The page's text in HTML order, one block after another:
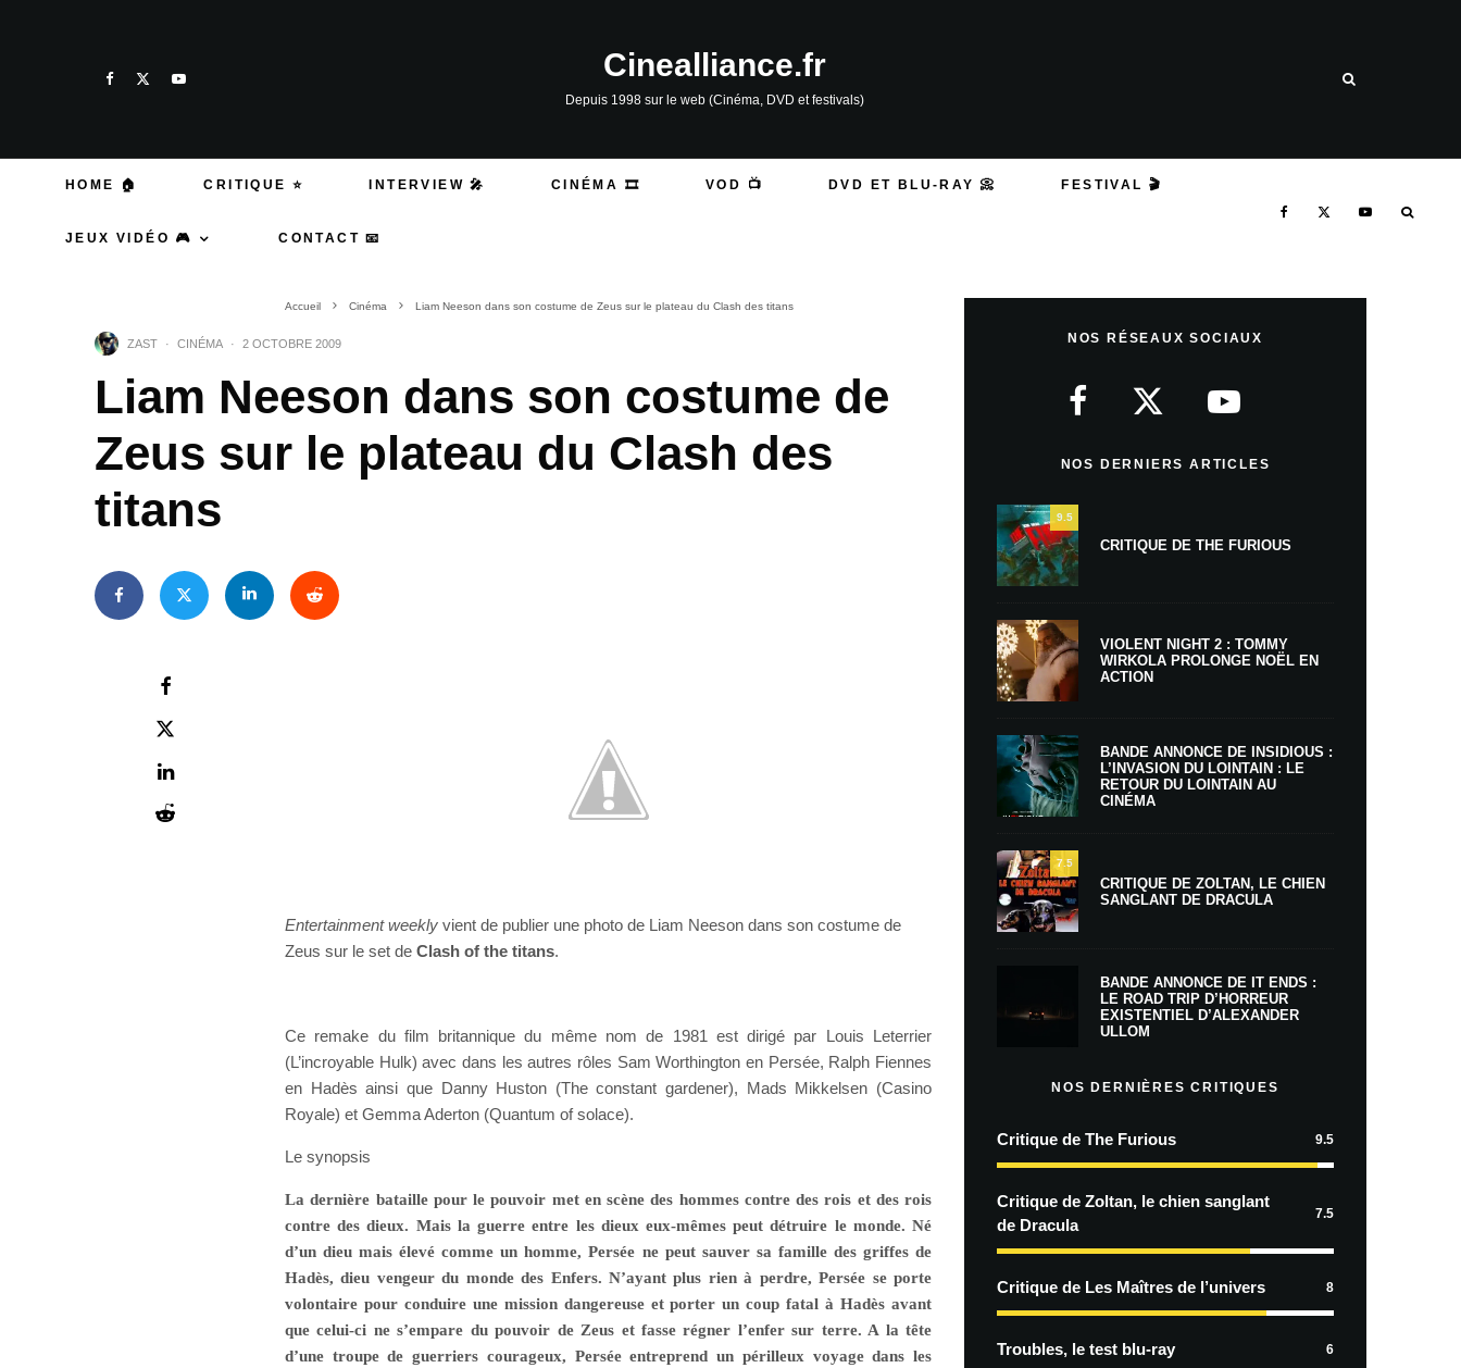
Cinealliance.fr
Depuis 1998 sur le web (Cinéma, DVD et festivals)
HOME 🏠 CRITIQUE ⭐ INTERVIEW 🎤 CINÉMA 🎞️ VOD 📺 DVD ET BLU-RAY 📀 FESTIVAL 🎬
JEUX VIDÉO 🎮 CONTACT 📧
Accueil Cinéma Liam Neeson dans son costume de Zeus sur le plateau du Clash des titans
ZAST · CINÉMA · 2 OCTOBRE 2009
Liam Neeson dans son costume de
Zeus sur le plateau du Clash des
titans
Entertainment weekly vient de publier une photo de Liam Neeson dans son costume de
Zeus sur le set de Clash of the titans.
Ce remake du film britannique du même nom de 1981 est dirigé par Louis Leterrier
(L’incroyable Hulk) avec dans les autres rôles Sam Worthington en Persée, Ralph Fiennes
en Hadès ainsi que Danny Huston (The constant gardener), Mads Mikkelsen (Casino
Royale) et Gemma Aderton (Quantum of solace).
Le synopsis
La dernière bataille pour le pouvoir met en scène des hommes contre des rois et des rois
contre des dieux. Mais la guerre entre les dieux eux-mêmes peut détruire le monde. Né
d’un dieu mais élevé comme un homme, Persée ne peut sauver sa famille des griffes de
Hadès, dieu vengeur du monde des Enfers. N’ayant plus rien à perdre, Persée se porte
volontaire pour conduire une mission dangereuse et porter un coup fatal à Hadès avant
que celui-ci ne s’empare du pouvoir de Zeus et fasse régner l’enfer sur terre. A la tête
d’une troupe de guerriers courageux, Persée entreprend un périlleux voyage dans les
NOS RÉSEAUX SOCIAUX
NOS DERNIERS ARTICLES
9.5
CRITIQUE DE THE FURIOUS
VIOLENT NIGHT 2 : TOMMY
WIRKOLA PROLONGE NOËL EN
ACTION
BANDE ANNONCE DE INSIDIOUS :
L’INVASION DU LOINTAIN : LE
RETOUR DU LOINTAIN AU
CINÉMA
7.5
CRITIQUE DE ZOLTAN, LE CHIEN
SANGLANT DE DRACULA
BANDE ANNONCE DE IT ENDS :
LE ROAD TRIP D’HORREUR
EXISTENTIEL D’ALEXANDER
ULLOM
NOS DERNIÈRES CRITIQUES
Critique de The Furious 9.5
Critique de Zoltan, le chien sanglant
de Dracula
7.5
Critique de Les Maîtres de l’univers 8
Troubles, le test blu-ray 6